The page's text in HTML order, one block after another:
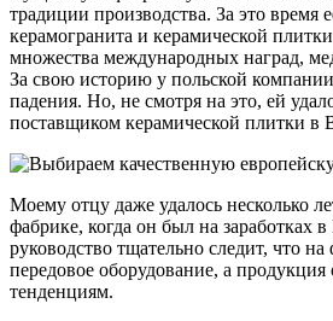
традиции производства. За это время
керамогранита и керамической
множества международных наград,
За свою историю у польской
падения. Но, не смотря на это, ей
поставщиком керамической плитки в
Моему отцу даже удалось несколько
фабрике, когда он был на заработках
руководство тщательно следит, что
передовое оборудование, а
тенденциям.